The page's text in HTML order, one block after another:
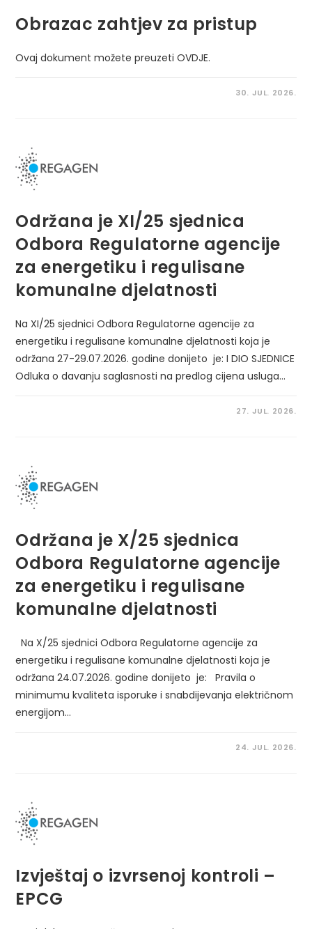
Obrazac zahtjev za pristup
Ovaj dokument možete preuzeti OVDJE.
30. JUL. 2026.
Održana je XI/25 sjednica
Odbora Regulatorne agencije
za energetiku i regulisane
komunalne djelatnosti
Na XI/25 sjednici Odbora Regulatorne agencije za
energetiku i regulisane komunalne djelatnosti koja je
održana 27-29.07.2026. godine donijeto je: I DIO SJEDNICE
Odluka o davanju saglasnosti na predlog cijena usluga…
27. JUL. 2026.
Održana je X/25 sjednica
Odbora Regulatorne agencije
za energetiku i regulisane
komunalne djelatnosti
Na X/25 sjednici Odbora Regulatorne agencije za
energetiku i regulisane komunalne djelatnosti koja je
održana 24.07.2026. godine donijeto je: Pravila o
minimumu kvaliteta isporuke i snabdijevanja električnom
energijom…
24. JUL. 2026.
Izvještaj o izvrsenoj kontroli –
EPCG